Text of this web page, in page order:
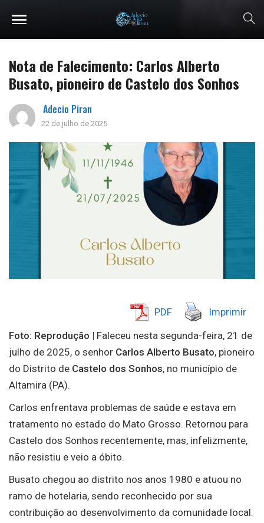
Nota de Falecimento: Carlos Alberto
Busato, pioneiro de Castelo dos Sonhos
Adecio Piran
22 de julho de 2025
PDF Imprimir
Foto: Reprodução | Faleceu nesta segunda-feira, 21 de
julho de 2025, o senhor Carlos Alberto Busato, pioneiro
do Distrito de Castelo dos Sonhos, no município de
Altamira (PA).
Carlos enfrentava problemas de saúde e estava em
tratamento no estado do Mato Grosso. Retornou para
Castelo dos Sonhos recentemente, mas, infelizmente,
não resistiu e veio a óbito.
Busato chegou ao distrito nos anos 1980 e atuou no
ramo de hotelaria, sendo reconhecido por sua
contribuição ao desenvolvimento da comunidade local.